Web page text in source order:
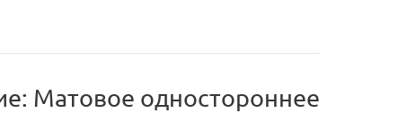
Матовое одностороннее